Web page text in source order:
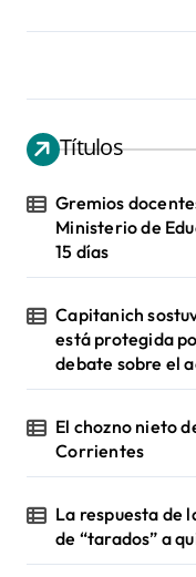
Títulos
Gremios
Ministerio de
15 días
Capitanich
está protegida
debate sobre el
El chozno nieto
Corrientes
La respuesta de
de “tarados” a